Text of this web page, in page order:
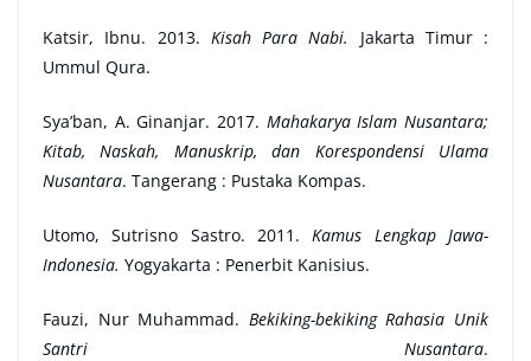
Katsir, Ibnu. 2013. Kisah Para Nabi.
Jakarta Timur :
Ummul Qura.
Sya’ban, A. Ginanjar. 2017. Mahakarya Islam Nusantara;
Kitab, Naskah, Manuskrip, dan Korespondensi Ulama
Nusantara. Tangerang : Pustaka Kompas.
Utomo, Sutrisno Sastro. 2011. Kamus Lengkap Jawa-
Indonesia. Yogyakarta : Penerbit Kanisius.
Fauzi, Nur Muhammad. Bekiking-bekiking Rahasia Unik
Santri Nusantara.